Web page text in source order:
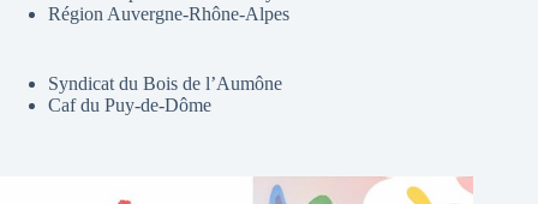
Région Auvergne-Rhône-Alpes
Syndicat du Bois de l’Aumône
Caf du Puy-de-Dôme